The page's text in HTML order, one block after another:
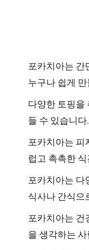
포카치아는 간
누구나 쉽게
다양한 토핑을
들 수 있습니다.
포카치아는 피
럽고 촉촉한
포카치아는 다
식사나 간식으
포카치아는 건
을 생각하는